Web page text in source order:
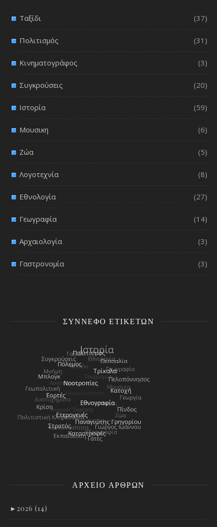
Ταξίδι (37)
Πολιτισμός (31)
Κινηματογράφος (3)
Συγκρούσεις (20)
Ιστορία (59)
Μουσικη (6)
Ζώα (5)
Λογοτεχνία (8)
Εθνολογία (27)
Γεωγραφία (14)
Αρχαιολογία (3)
Γαστρονομία (3)
ΣΎΝΝΕΦΟ ΕΤΙΚΕΤΏΝ
ΑΡΧΕΊΟ ΑΡΘΡΩΝ
► 2026 (14)